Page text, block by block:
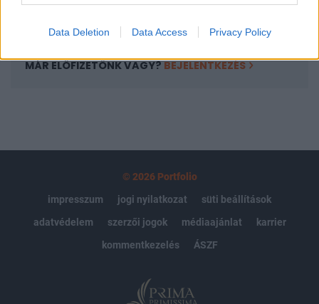
Data Deletion Data Access Privacy Policy
MÁR ELŐFIZETŐNK VAGY?BEJELENTKEZÉS
© 2026 Portfolio
impresszum
jogi nyilatkozat
süti beállítások
adatvédelem
szerzői jogok médiaajánlat
karrier
kommentkezelés
ÁSZF